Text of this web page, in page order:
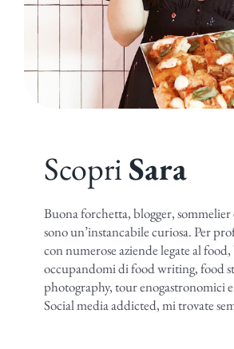
ScopriSara
Buona forchetta, blogger,
sono un’instancabile curiosa. Per
con numerose aziende legate al food,
occupandomi di food writing, food
photography, tour enogastronomici
Social media addicted, mi trovate